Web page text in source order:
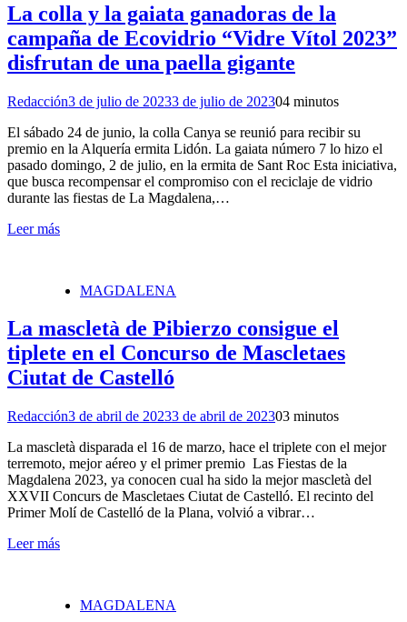
La colla y la gaiata ganadoras de la
campaña de Ecovidrio “Vidre Vítol 2023”
disfrutan de una paella gigante
Redacción3 de julio de 20233 de julio de 202304 minutos
El sábado 24 de junio, la colla Canya se reunió para recibir su
premio en la Alquería ermita Lidón. La gaiata número 7 lo hizo el
pasado domingo, 2 de julio, en la ermita de Sant Roc Esta iniciativa,
que busca recompensar el compromiso con el reciclaje de vidrio
durante las fiestas de La Magdalena,…
Leer más
MAGDALENA
La mascletà de Pibierzo consigue el
tiplete en el Concurso de Mascletaes
Ciutat de Castelló
Redacción3 de abril de 20233 de abril de 202303 minutos
La mascletà disparada el 16 de marzo, hace el triplete con el mejor
terremoto, mejor aéreo y el primer premio Las Fiestas de la
Magdalena 2023, ya conocen cual ha sido la mejor mascletà del
XXVII Concurs de Mascletaes Ciutat de Castelló. El recinto del
Primer Molí de Castelló de la Plana, volvió a vibrar…
Leer más
MAGDALENA